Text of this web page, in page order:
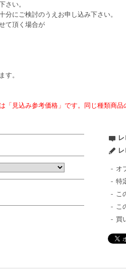
さい。
にご検討のうえお申し込み下さい。
て頂く場合が
す。
見込み参考価格」です。同じ種類商
オ
特
こ
こ
買